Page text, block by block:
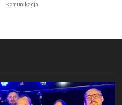
komunikacja